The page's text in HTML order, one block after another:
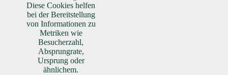
Diese Cookies helfen
bei der Bereitstellung
von Informationen zu
Metriken wie
Besucherzahl,
Absprungrate,
Ursprung oder
ähnlichem.